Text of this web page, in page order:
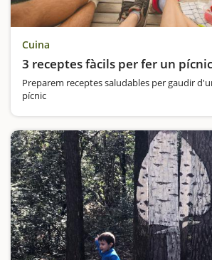
Cuina
3 receptes fàcils per fer un
Preparem receptes saludables per gaudir
pícnic